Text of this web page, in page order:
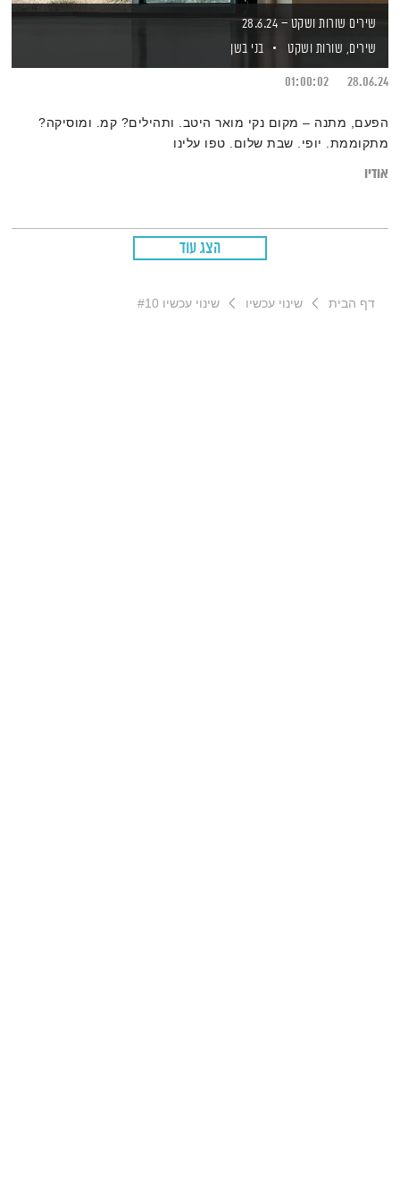
שירים שורות ושקט – 28.6.24
שירים, שורות ושקט
בני בשן
28.06.24
01:00:02
הפעם, מתנה – מקום נקי מואר היטב. ותהילים? קמ. ומוסיקה?
מתקוממת. יופי. שבת שלום. טפו עלינו
אודיו
הצג עוד
דף הבית שינוי עכשיו שינוי עכשיו #10